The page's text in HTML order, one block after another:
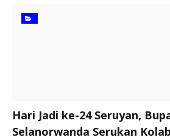
Hari Jadi ke-24 Seruyan,
Selanorwanda Serukan